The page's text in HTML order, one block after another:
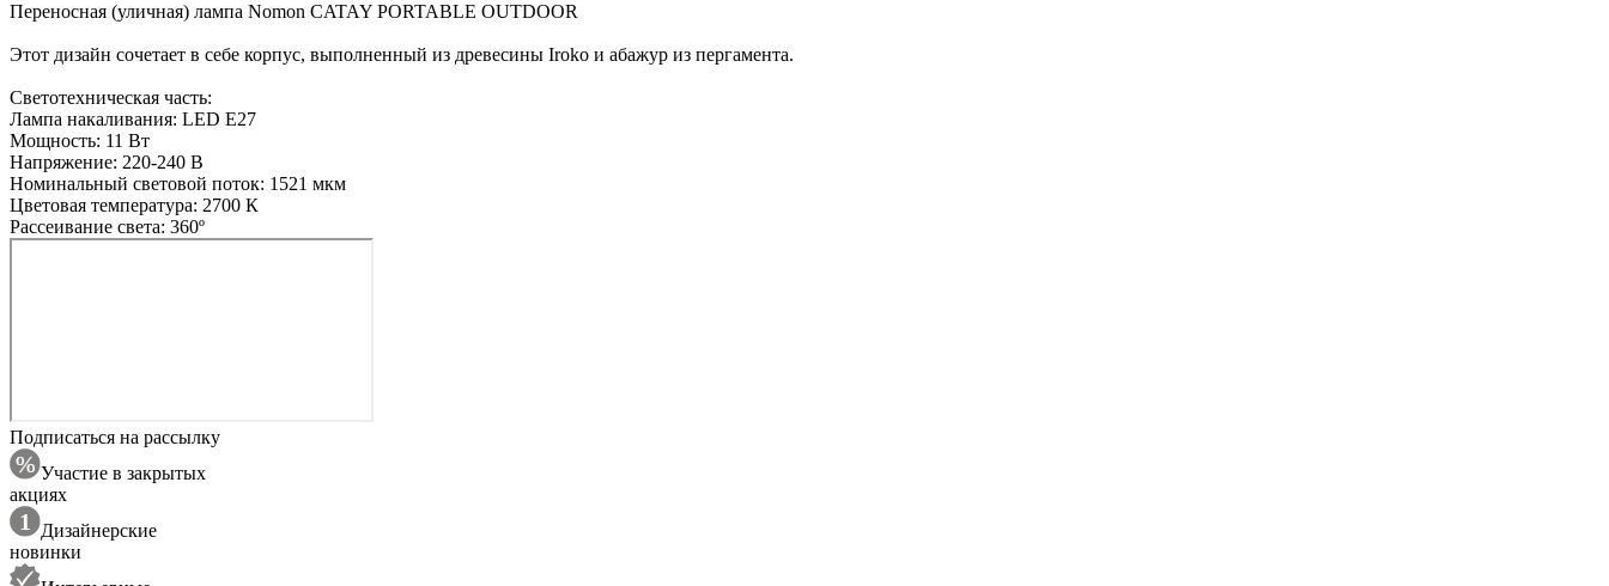
Переносная (уличная) лампа Nomon CATAY PORTABLE OUTDOOR
Этот дизайн сочетает в себе корпус, выполненный из древесины Iroko и абажур из пергамента.
Светотехническая часть:
Лампа накаливания: LED E27
Мощность: 11 Вт
Напряжение: 220-240 В
Номинальный световой поток: 1521 мкм
Цветовая температура: 2700 К
Рассеивание света: 360º
Подписаться на рассылку
Участие в закрытых
акциях
Дизайнерские
новинки